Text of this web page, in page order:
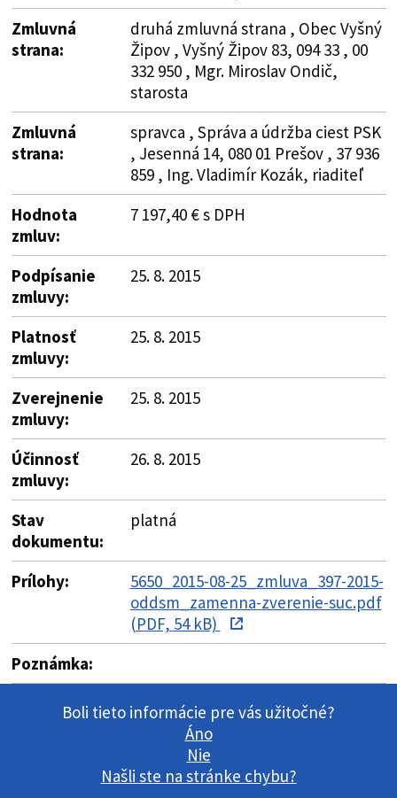
Zmluvná
strana:
druhá zmluvná strana , Obec Vyšný
Žipov , Vyšný Žipov 83, 094 33 , 00
332 950 , Mgr. Miroslav Ondič,
starosta
Zmluvná
strana:
spravca , Správa a údržba ciest PSK
, Jesenná 14, 080 01 Prešov , 37 936
859 , Ing. Vladimír Kozák, riaditeľ
Hodnota
zmluv:
7 197,40 € s DPH
Podpísanie
zmluvy:
25. 8. 2015
Platnosť
zmluvy:
25. 8. 2015
Zverejnenie
zmluvy:
25. 8. 2015
Účinnosť
zmluvy:
26. 8. 2015
Stav
dokumentu:
platná
Prílohy:
5650_2015-08-25_zmluva_397-2015-
oddsm_zamenna-zverenie-suc.pdf
(PDF, 54 kB)
Poznámka:
Boli tieto informácie pre vás užitočné?
Áno
Nie
Našli ste na stránke chybu?